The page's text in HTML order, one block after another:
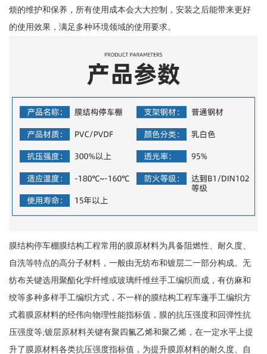
烦的维护和保养，所有使用成本会大大控制，安装之后能带来更好
的使用效果，满足多种环境领域的使用要求。
膜结构停车棚膜结构工程常用的膜原材料为具备阻燃性、耐久度、
自洗等特点的高分子材料，一般由无纺布和镀层二一部分构成。无
纺布关键选用聚酯化学纤维或玻璃纤维丝手工编织而成，有仿麻和
绞等多种多样手工编织方式，不一样的膜结构工程车蓬手工编织方
式着膜原材料的经伟向物理性能指标值，膜的抗压强度和回弹性抗
压强度等;镀层原材料关键有聚四氟乙烯和聚乙烯，在一定水平上提
升了膜原材料各类抗压强度指标值，为提升膜原材料的耐久度、自